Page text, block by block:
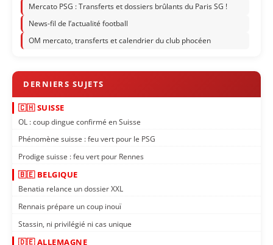
Mercato PSG : Transferts et dossiers brûlants du Paris SG !
News-fil de l’actualité football
OM mercato, transferts et calendrier du club phocéen
🇨🇭 SUISSE
OL : coup dingue confirmé en Suisse
Phénomène suisse : feu vert pour le PSG
Prodige suisse : feu vert pour Rennes
🇧🇪 BELGIQUE
Benatia relance un dossier XXL
Rennais prépare un coup inouï
Stassin, ni privilégié ni cas unique
🇩🇪 ALLEMAGNE